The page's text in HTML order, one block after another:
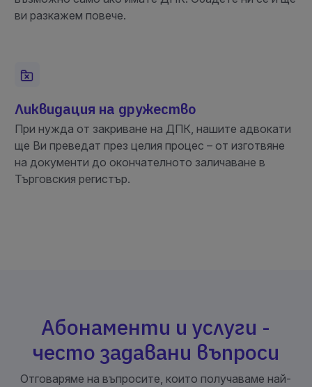
ви разкажем повече.
Ликвидация на дружество
При нужда от закриване на ДПК, нашите адвокати
ще Ви преведат през целия процес – от изготвяне
на документи до окончателното заличаване в
Търговския регистър.
Абонаменти и услуги -
често задавани въпроси
Отговаряме на въпросите, които получаваме най-